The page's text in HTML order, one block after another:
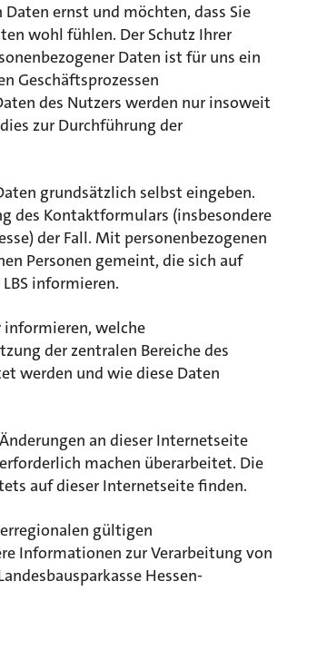
ernst und möchten, dass Sie
wohl fühlen. Der Schutz Ihrer
Daten ist für uns ein
Geschäftsprozessen
des Nutzers werden nur insoweit
zur Durchführung der
grundsätzlich selbst eingeben.
des Kontaktformulars (insbesondere
der Fall. Mit personenbezogenen
Personen gemeint, die sich auf
informieren.
welche
der zentralen Bereiche des
werden und wie diese Daten
an dieser Internetseite
machen überarbeitet. Die
auf dieser Internetseite finden.
gültigen
Informationen zur Verarbeitung von
Hessen-